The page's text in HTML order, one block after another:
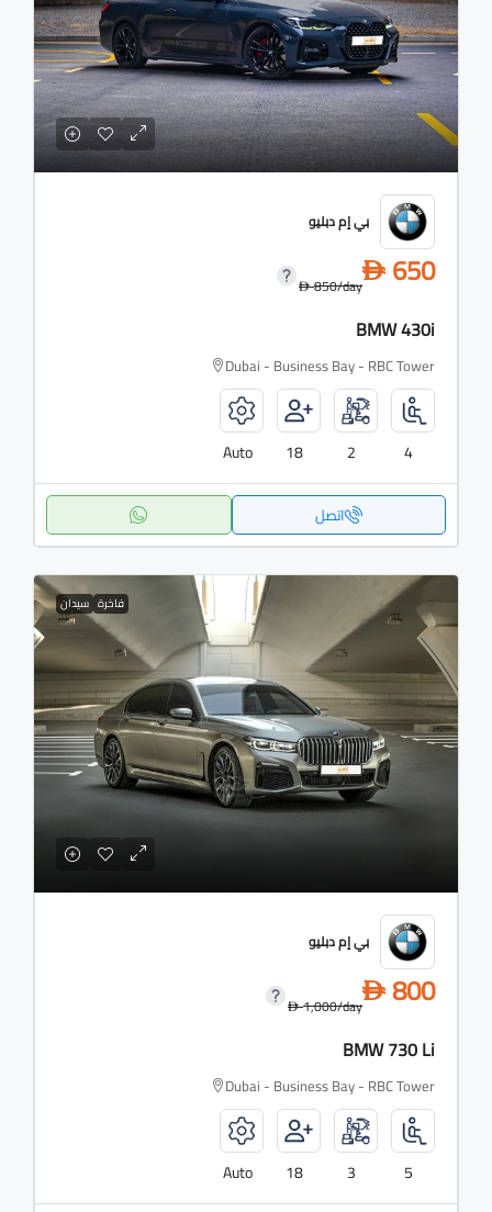
بي إم دبليو
D 650
D850/day
BMW 430i
Dubai - Business Bay - RBC Tower
4
2
18
Auto
اتصل
فاخرة سيدان
بي إم دبليو
D 800
D1,000/day
BMW 730 Li
Dubai - Business Bay - RBC Tower
5
3
18
Auto